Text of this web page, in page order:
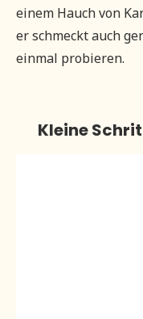
einem Hauch von
er schmeckt auch
einmal probieren.
Kleine